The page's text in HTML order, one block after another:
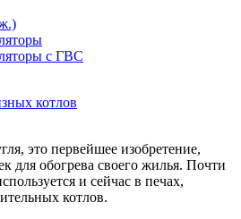
с ГВС
котлов
это первейшее изобретение,
для обогрева своего жилья. Почти
и сейчас в печах,
котлов.